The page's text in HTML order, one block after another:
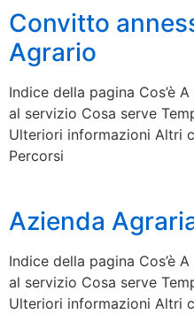
Convitto
Agrario
Indice della pagina Cos’è
al servizio Cosa serve
Ulteriori informazioni Altri
Percorsi
Azienda
Indice della pagina Cos’è
al servizio Cosa serve
Ulteriori informazioni Altri